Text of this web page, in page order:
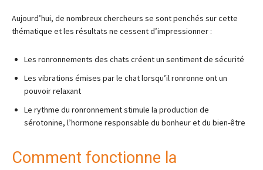
Aujourd’hui, de nombreux chercheurs se sont penchés sur cette
thématique et les résultats ne cessent d’impressionner :
Les ronronnements des chats créent un sentiment de sécurité
Les vibrations émises par le chat lorsqu’il ronronne ont un
pouvoir relaxant
Le rythme du ronronnement stimule la production de
sérotonine, l’hormone responsable du bonheur et du bien-être
Comment fonctionne la